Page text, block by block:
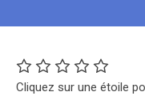
Cliquez sur une étoile